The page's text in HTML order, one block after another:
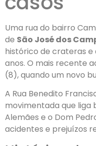
Uma rua do bairro
de São José dos
histórico de crateras e
anos. O mais recente
(8), quando um novo
A Rua Benedito
movimentada que liga
Alemães e o Dom
acidentes e prejuízos